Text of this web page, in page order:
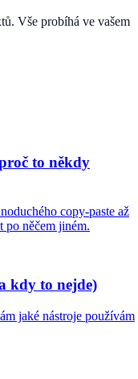
Vše probíhá ve vašem
to někdy
copy-paste až
po něčem jiném.
kdy to nejde)
jaké nástroje používám